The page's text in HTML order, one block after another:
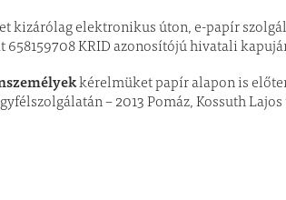
kizárólag elektronikus úton, e-papír
KRID azonosítójú hivatali
kérelmüket papír alapon is
– 2013 Pomáz, Kossuth Lajos